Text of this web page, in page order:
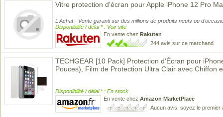
Vitre protection d'écran pour Apple iPhone 12 Pro
L'Achat - Vente garanti sur des millions de produits neufs ou
Disponibilité / délai * : Voir site
En vente chez Rakuten
244 avis sur ce marchand
TECHGEAR [10 Pack] Protection d'Écran pour
Pouces), Film de Protection Ultra Clair avec Chiffon
Disponibilité / délai * : En stock
En vente chez Amazon MarketPlace
Aucun avis, soyez le premier